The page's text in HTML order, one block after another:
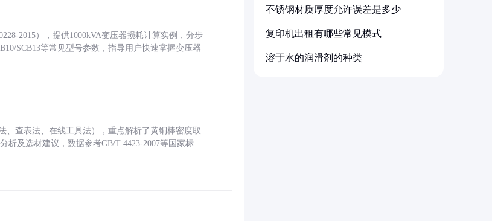
2015），提供1000kVA变压器损耗计算实例，分步
SCB13等常见型号参数，指导用户快速掌握变压器
查表法、在线工具法），重点解析了黄铜棒密度取
析及选材建议，数据参考GB/T 4423-2007等国家标
不锈钢材质厚度允许误差是多少
复印机出租有哪些常见模式
溶于水的润滑剂的种类